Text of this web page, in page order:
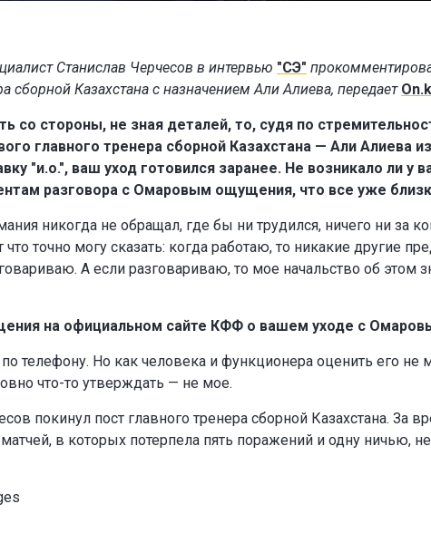
Станислав Черчесов в интервью "СЭ"
сборной Казахстана с назначением Али Алиева, передает
со стороны, не зная деталей, то, судя по
главного тренера сборной Казахстана — Али Алиева
"и.о.", ваш уход готовился заранее. Не возникало ли у
разговора с Омаровым ощущения, что все уже
никогда не обращал, где бы ни трудился, ничего ни за
точно могу сказать: когда работаю, то никакие другие
А если разговариваю, то мое начальство об этом
на официальном сайте КФФ о вашем уходе с
телефону. Но как человека и функционера оценить его не
что-то утверждать — не мое.
покинул пост главного тренера сборной Казахстана. За
в которых потерпела пять поражений и одну ничью,